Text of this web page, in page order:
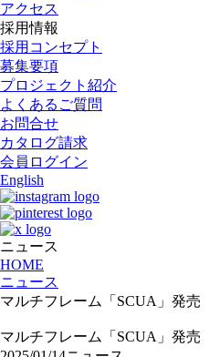
アクセス
採用情報
採用コンセプト
募集要項
プロジェクト紹介
よくあるご質問
お問合せ
カタログ請求
会員ログイン
English
ニュース
HOME
ニュース
マルチフレーム「SCUA」発売
マルチフレーム「SCUA」発売